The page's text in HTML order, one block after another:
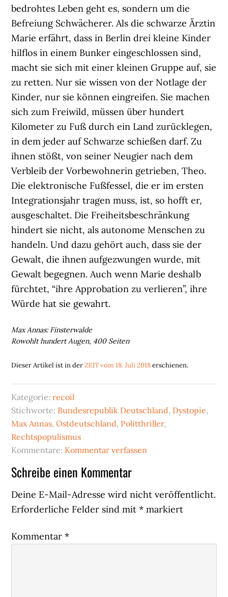
bedrohtes Leben geht es, sondern um die
Befreiung Schwächerer. Als die schwarze Ärztin
Marie erfährt, dass in Berlin drei kleine Kinder
hilflos in einem Bunker eingeschlossen sind,
macht sie sich mit einer kleinen Gruppe auf, sie
zu retten. Nur sie wissen von der Notlage der
Kinder, nur sie können eingreifen. Sie machen
sich zum Freiwild, müssen über hundert
Kilometer zu Fuß durch ein Land zurücklegen,
in dem jeder auf Schwarze schießen darf. Zu
ihnen stößt, von seiner Neugier nach dem
Verbleib der Vorbewohnerin getrieben, Theo.
Die elektronische Fußfessel, die er im ersten
Integrationsjahr tragen muss, ist, so hofft er,
ausgeschaltet. Die Freiheitsbeschränkung
hindert sie nicht, als autonome Menschen zu
handeln. Und dazu gehört auch, dass sie der
Gewalt, die ihnen aufgezwungen wurde, mit
Gewalt begegnen. Auch wenn Marie deshalb
fürchtet, “ihre Approbation zu verlieren”, ihre
Würde hat sie gewahrt.
Max Annas: Finsterwalde
Rowohlt hundert Augen, 400 Seiten
Dieser Artikel ist in derZEIT vom 18. Juli 2018erschienen.
Kategorie:recoil
Stichworte: Bundesrepublik Deutschland, Dystopie,
Max Annas,Ostdeutschland, Politthriller,
Rechtspopulismus
Kommentare: Kommentar verfassen
Leser-
Interaktionen
Schreibe einen Kommentar
Deine E-Mail-Adresse wird nicht veröffentlicht.
Erforderliche Felder sind mit* markiert
Kommentar*